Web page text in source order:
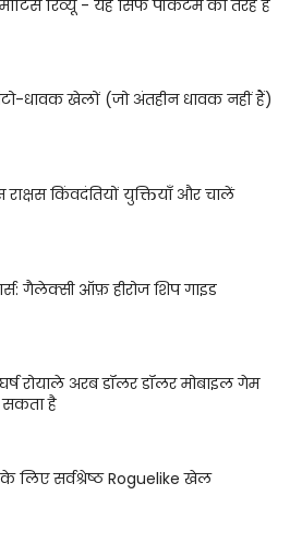
रिव्यू - यह सिर्फ पॉकेटम की तरह है
धावक खेलों (जो अंतहीन धावक नहीं हैं)
राक्षस किंवदंतियों युक्तियाँ और चालें
गैलेक्सी ऑफ़ हीरोज शिप गाइड
रोयाले अरब डॉलर डॉलर मोबाइल गेम
सकता है
के लिए सर्वश्रेष्ठ Roguelike खेल